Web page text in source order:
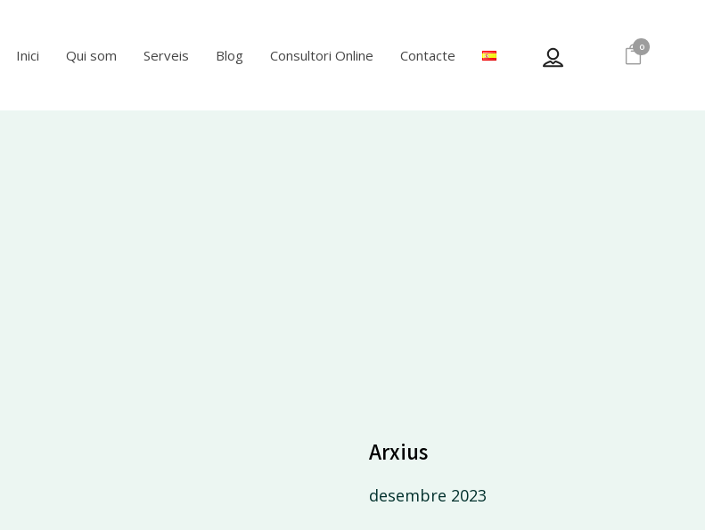
0
Inici Qui som Serveis Blog Consultori Online Contacte
Arxius
desembre 2023